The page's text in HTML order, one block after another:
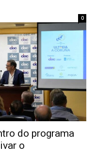
0
do programa
o